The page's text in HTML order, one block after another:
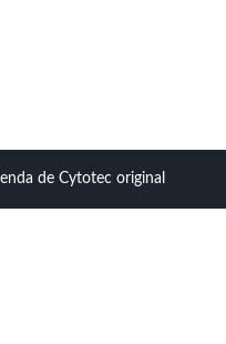
de Cytotec original